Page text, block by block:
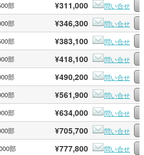
部 ¥311,000
問い合せ
部 ¥346,300
問い合せ
部 ¥383,100
問い合せ
部 ¥418,100
問い合せ
部 ¥490,200
問い合せ
部 ¥561,900
問い合せ
部 ¥634,000
問い合せ
部 ¥705,700
問い合せ
部 ¥777,800
問い合せ